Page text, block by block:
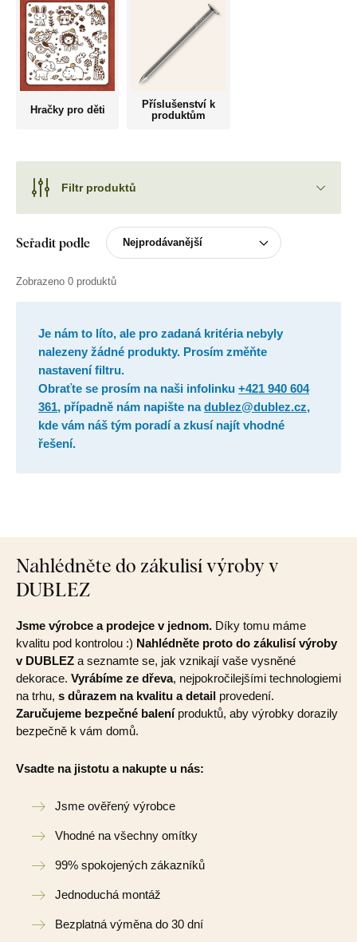
Hračky pro děti
Příslušenství k
produktům
Filtr produktů
Seřadit podle
Zobrazeno 0 produktů
Je nám to líto, ale pro zadaná kritéria nebyly
nalezeny žádné produkty. Prosím změňte
nastavení filtru.
Obraťte se prosím na naši infolinku +421 940 604
361, případně nám napište nadublez@dublez.cz,
kde vám náš tým poradí a zkusí najít vhodné
řešení.
Nahlédněte do zákulisí výroby v
DUBLEZ
Jsme výrobce a prodejce v jednom. Díky tomu máme
kvalitu pod kontrolou :) Nahlédněte proto do zákulisí výroby
v DUBLEZ a seznamte se, jak vznikají vaše vysněné
dekorace. Vyrábíme ze dřeva, nejpokročilejšími technologiemi
na trhu, s důrazem na kvalitu a detail provedení.
Zaručujeme bezpečné baleníproduktů, aby výrobky dorazily
bezpečně k vám domů.
Vsadte na jistotu a nakupte u nás:
Jsme ověřený výrobce
Vhodné na všechny omítky
99% spokojených zákazníků
Jednoduchá montáž
Bezplatná výměna do 30 dní